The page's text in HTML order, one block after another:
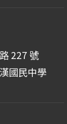
227 號
國民中學